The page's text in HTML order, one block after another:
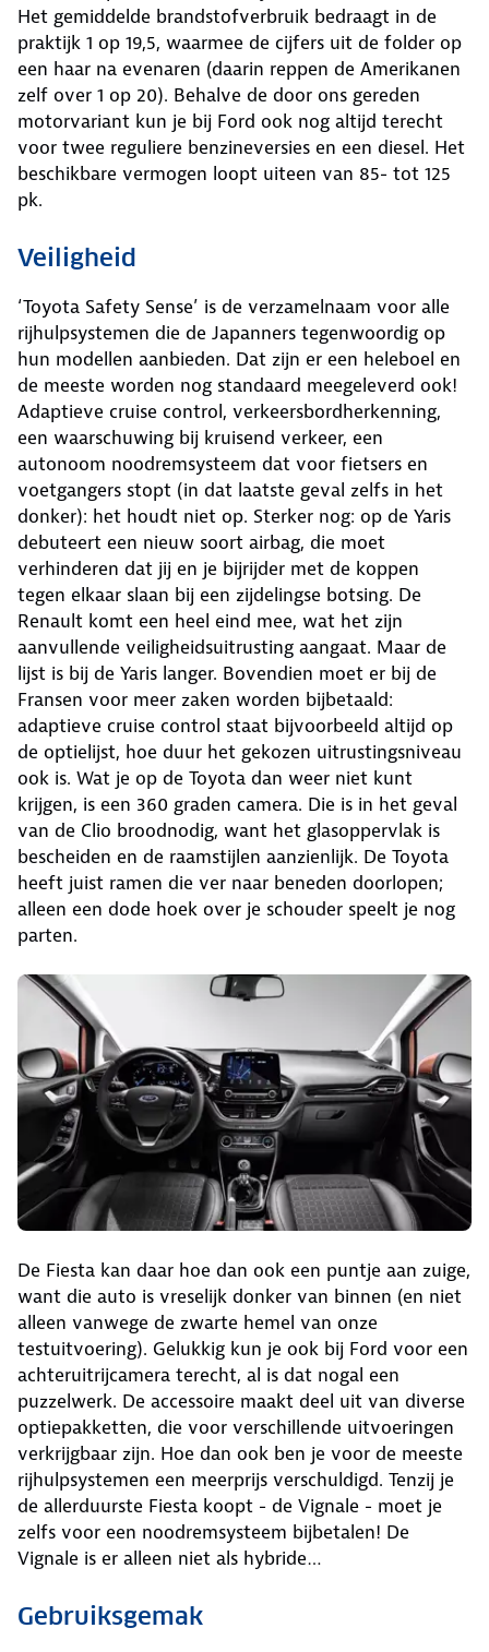
Het gemiddelde brandstofverbruik bedraagt in de
praktijk 1 op 19,5, waarmee de cijfers uit de folder op
een haar na evenaren (daarin reppen de Amerikanen
zelf over 1 op 20). Behalve de door ons gereden
motorvariant kun je bij Ford ook nog altijd terecht
voor twee reguliere benzineversies en een diesel. Het
beschikbare vermogen loopt uiteen van 85- tot 125
pk.
Veiligheid
‘Toyota Safety Sense’ is de verzamelnaam voor alle
rijhulpsystemen die de Japanners tegenwoordig op
hun modellen aanbieden. Dat zijn er een heleboel en
de meeste worden nog standaard meegeleverd ook!
Adaptieve cruise control, verkeersbordherkenning,
een waarschuwing bij kruisend verkeer, een
autonoom noodremsysteem dat voor fietsers en
voetgangers stopt (in dat laatste geval zelfs in het
donker): het houdt niet op. Sterker nog: op de Yaris
debuteert een nieuw soort airbag, die moet
verhinderen dat jij en je bijrijder met de koppen
tegen elkaar slaan bij een zijdelingse botsing. De
Renault komt een heel eind mee, wat het zijn
aanvullende veiligheidsuitrusting aangaat. Maar de
lijst is bij de Yaris langer. Bovendien moet er bij de
Fransen voor meer zaken worden bijbetaald:
adaptieve cruise control staat bijvoorbeeld altijd op
de optielijst, hoe duur het gekozen uitrustingsniveau
ook is. Wat je op de Toyota dan weer niet kunt
krijgen, is een 360 graden camera. Die is in het geval
van de Clio broodnodig, want het glasoppervlak is
bescheiden en de raamstijlen aanzienlijk. De Toyota
heeft juist ramen die ver naar beneden doorlopen;
alleen een dode hoek over je schouder speelt je nog
parten.
De Fiesta kan daar hoe dan ook een puntje aan zuige,
want die auto is vreselijk donker van binnen (en niet
alleen vanwege de zwarte hemel van onze
testuitvoering). Gelukkig kun je ook bij Ford voor een
achteruitrijcamera terecht, al is dat nogal een
puzzelwerk. De accessoire maakt deel uit van diverse
optiepakketten, die voor verschillende uitvoeringen
verkrijgbaar zijn. Hoe dan ook ben je voor de meeste
rijhulpsystemen een meerprijs verschuldigd. Tenzij je
de allerduurste Fiesta koopt - de Vignale - moet je
zelfs voor een noodremsysteem bijbetalen! De
Vignale is er alleen niet als hybride…
Gebruiksgemak